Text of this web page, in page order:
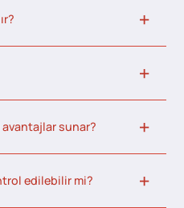
avantajlar sunar?
edilebilir mi?